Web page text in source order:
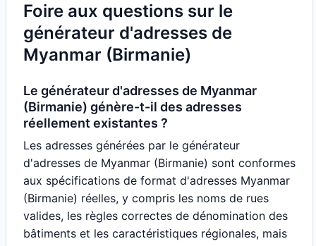
Foire aux questions sur le
générateur d'adresses de
Myanmar (Birmanie)
Le générateur d'adresses de Myanmar
(Birmanie) génère-t-il des adresses
réellement existantes ?
Les adresses générées par le générateur
d'adresses de Myanmar (Birmanie) sont conformes
aux spécifications de format d'adresses Myanmar
(Birmanie) réelles, y compris les noms de rues
valides, les règles correctes de dénomination des
bâtiments et les caractéristiques régionales, mais